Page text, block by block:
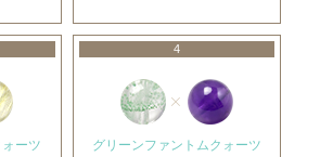
ーツ
4
グリーンファントムクォーツ